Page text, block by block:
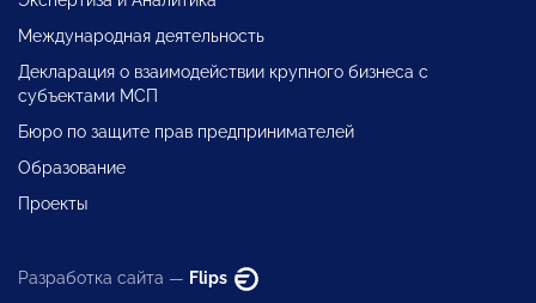
Международная деятельность
Декларация о взаимодействии крупного бизнеса с
субъектами МСП
Бюро по защите прав предпринимателей
Образование
Проекты
Разработка сайта — Flips